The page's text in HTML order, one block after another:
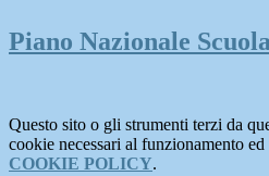
Piano Nazionale
Questo sito o gli strumenti terzi da
cookie necessari al funzionamento
COOKIE POLICY.